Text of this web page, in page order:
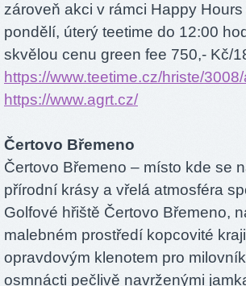
zároveň akci v rámci Happy
pondělí, úterý teetime do 12:00
skvělou cenu green fee 750,- Kč/
https://www.teetime.cz/hriste/
https://www.agrt.cz/
Čertovo Břemeno
Čertovo Břemeno – místo kde se
přírodní krásy a vřelá atmosféra
Golfové hřiště Čertovo Břemeno,
malebném prostředí kopcovité
opravdovým klenotem pro
osmnácti pečlivě navrženými